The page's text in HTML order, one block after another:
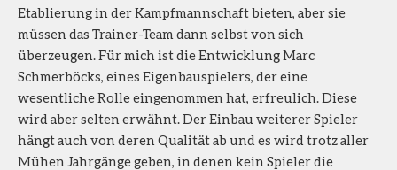
Etablierung in der Kampfmannschaft bieten, aber sie
müssen das Trainer-Team dann selbst von sich
überzeugen. Für mich ist die Entwicklung Marc
Schmerböcks, eines Eigenbauspielers, der eine
wesentliche Rolle eingenommen hat, erfreulich. Diese
wird aber selten erwähnt. Der Einbau weiterer Spieler
hängt auch von deren Qualität ab und es wird trotz aller
Mühen Jahrgänge geben, in denen kein Spieler die